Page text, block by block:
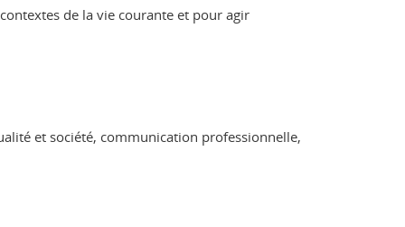
de la vie courante et pour agir
et société, communication professionnelle,